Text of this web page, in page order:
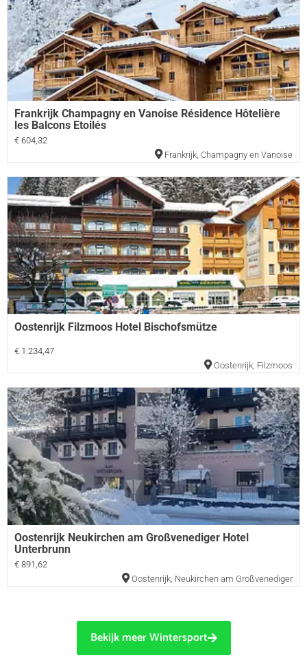
Frankrijk Champagny en Vanoise Résidence Hôtelière
les Balcons Etoilés
€ 604,32
Frankrijk Champagny en Vanoise
Oostenrijk Filzmoos Hotel Bischofsmütze
€ 1.234,47
Oostenrijk Filzmoos
Oostenrijk Neukirchen am Großvenediger Hotel
Unterbrunn
€ 891,62
Oostenrijk Neukirchen am Großvenediger
Bekijk meer Wintersport